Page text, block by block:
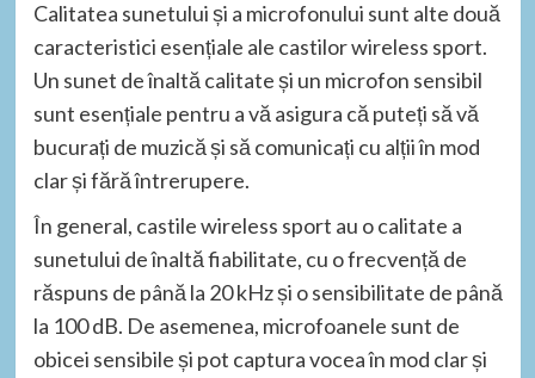
Calitatea sunetului și a microfonului sunt alte două
caracteristici esențiale ale castilor wireless sport.
Un sunet de înaltă calitate și un microfon sensibil
sunt esențiale pentru a vă asigura că puteți să vă
bucurați de muzică și să comunicați cu alții în mod
clar și fără întrerupere.
În general, castile wireless sport au o calitate a
sunetului de înaltă fiabilitate, cu o frecvență de
răspuns de până la 20 kHz și o sensibilitate de până
la 100 dB. De asemenea, microfoanele sunt de
obicei sensibile și pot captura vocea în mod clar și